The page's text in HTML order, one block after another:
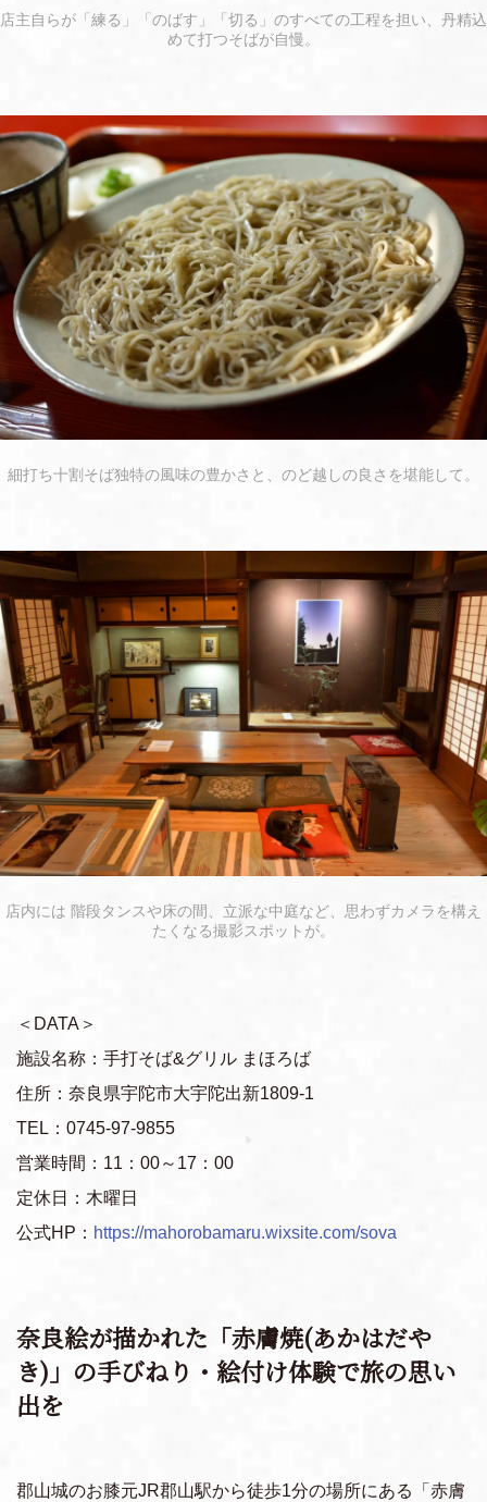
店主自らが「練る」「のばす」「切る」のすべての工程を担い、丹精込
めて打つそばが自慢。
細打ち十割そば独特の風味の豊かさと、のど越しの良さを堪能して。
店内には 階段タンスや床の間、立派な中庭など、思わずカメラを構え
たくなる撮影スポットが。
＜DATA＞
施設名称：手打そば&グリル まほろば
住所：奈良県宇陀市大宇陀出新1809-1
TEL：0745-97-9855
営業時間：11：00～17：00
定休日：木曜日
公式HP： https://mahorobamaru.wixsite.com/sova
奈良絵が描かれた「赤膚焼(あかはだや
き)」の手びねり・絵付け体験で旅の思い
出を
郡山城のお膝元JR郡山駅から徒歩1分の場所にある「赤膚